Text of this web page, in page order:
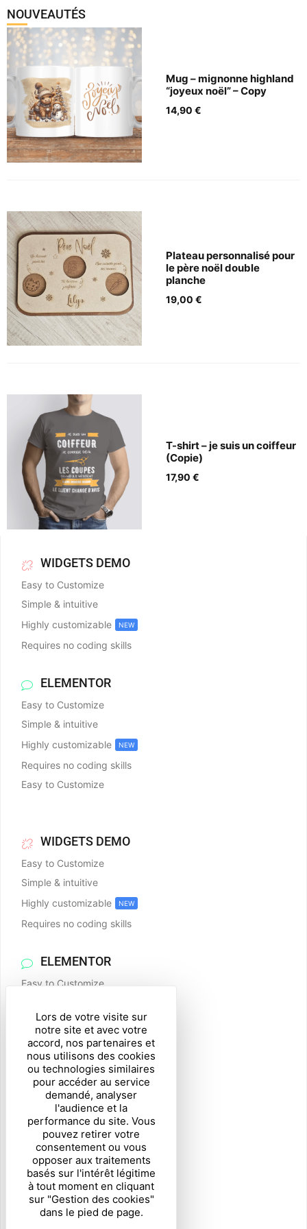
NOUVEAUTÉS
Mug – mignonne highland
“joyeux noël” – Copy
14,90 €
Plateau personnalisé pour
le père noël double
planche
19,00 €
T-shirt – je suis un coiffeur
(Copie)
17,90 €
WIDGETS DEMO
Easy to Customize
Simple & intuitive
Highly customizable
NEW
Requires no coding skills
ELEMENTOR
Easy to Customize
Simple & intuitive
Highly customizable
NEW
Requires no coding skills
Easy to Customize
WIDGETS DEMO
Easy to Customize
Simple & intuitive
Highly customizable
NEW
Requires no coding skills
ELEMENTOR
Easy to Customize
Highly customizable
NEW
Requires no coding skills
Easy to Customize
WIDGETS DEMO
Easy to Customize
Simple & intuitive
Highly customizable
NEW
Requires no coding skills
Panneau de gestion des cookies
Lors de votre visite sur
notre site et avec votre
accord, nos partenaires et
nous utilisons des cookies
ou technologies similaires
pour accéder au service
demandé, analyser
l'audience et la
performance du site. Vous
pouvez retirer votre
consentement ou vous
opposer aux traitements
basés sur l'intérêt légitime
à tout moment en cliquant
sur "Gestion des cookies"
dans le pied de page.